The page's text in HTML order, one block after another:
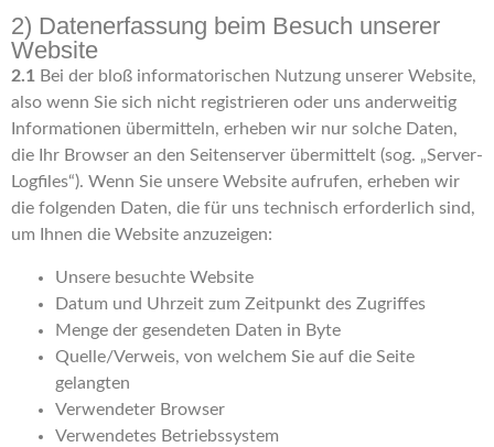
2) Datenerfassung beim Besuch unserer
Website
2.1 Bei der bloß informatorischen Nutzung unserer Website,
also wenn Sie sich nicht registrieren oder uns anderweitig
Informationen übermitteln, erheben wir nur solche Daten,
die Ihr Browser an den Seitenserver übermittelt (sog. „Server-
Logfiles“). Wenn Sie unsere Website aufrufen, erheben wir
die folgenden Daten, die für uns technisch erforderlich sind,
um Ihnen die Website anzuzeigen:
Unsere besuchte Website
Datum und Uhrzeit zum Zeitpunkt des Zugriffes
Menge der gesendeten Daten in Byte
Quelle/Verweis, von welchem Sie auf die Seite
gelangten
Verwendeter Browser
Verwendetes Betriebssystem